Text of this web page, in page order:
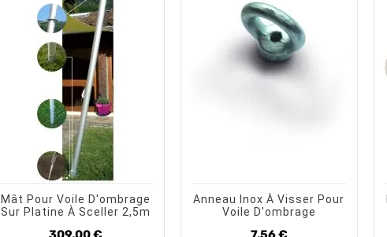
shopping_cart AJOUTER AU PANIER
visibility APERÇU RAPIDE
Mât Pour Voile D'ombrage
Sur Platine À Sceller 2,5m
Anneau Inox À Visser Pour
Voile D'ombrage